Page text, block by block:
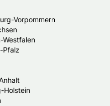
Vorpommern
Westfalen
Pfalz
Holstein